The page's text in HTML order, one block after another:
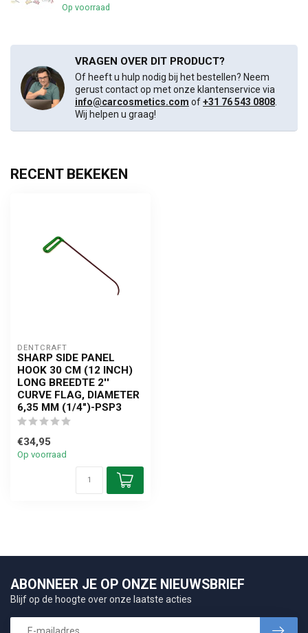
Op voorraad
VRAGEN OVER DIT PRODUCT?
Of heeft u hulp nodig bij het bestellen? Neem
gerust contact op met onze klantenservice via
info@carcosmetics.com of+31 76 543 0808
Wij helpen u graag!
RECENT BEKEKEN
DENTCRAFT
SHARP SIDE PANEL
HOOK 30 CM (12 INCH)
LONG BREEDTE 2''
CURVE FLAG, DIAMETER
6,35 MM (1/4")-PSP3
€34,95
Op voorraad
ABONNEER JE OP ONZE NIEUWSBRIEF
Blijf op de hoogte over onze laatste acties